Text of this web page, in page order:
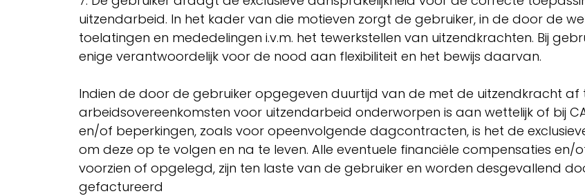
uitzendarbeid. In het kader van die motieven zorgt de gebruiker, in de door de
toelatingen en mededelingen i.v.m. het tewerkstellen van uitzendkrachten. Bij
enige verantwoordelijk voor de nood aan flexibiliteit en het bewijs daarvan.
Indien de door de gebruiker opgegeven duurtijd van de met de uitzendkracht af
arbeidsovereenkomsten voor uitzendarbeid onderworpen is aan wettelijk of bij
en/of beperkingen, zoals voor opeenvolgende dagcontracten, is het de
om deze op te volgen en na te leven. Alle eventuele financiële compensaties
voorzien of opgelegd, zijn ten laste van de gebruiker en worden desgevallend
gefactureerd